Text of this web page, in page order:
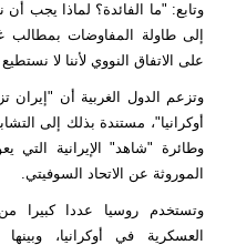
وتابع: "ما الفائدة؟ لماذا يجب
إلى طاولة المفاوضات بمطالب
على الاتفاق النووي لأننا لا
وتزعم الدول الغربية أن
أوكرانيا"، مستندة بذلك إلى
وطائرة "شاهد" الإيرانية التي
الموروثة عن الاتحاد السوفيتي.
وتستخدم روسيا عددا كبيرا
العسكرية في أوكرانيا، وبينها